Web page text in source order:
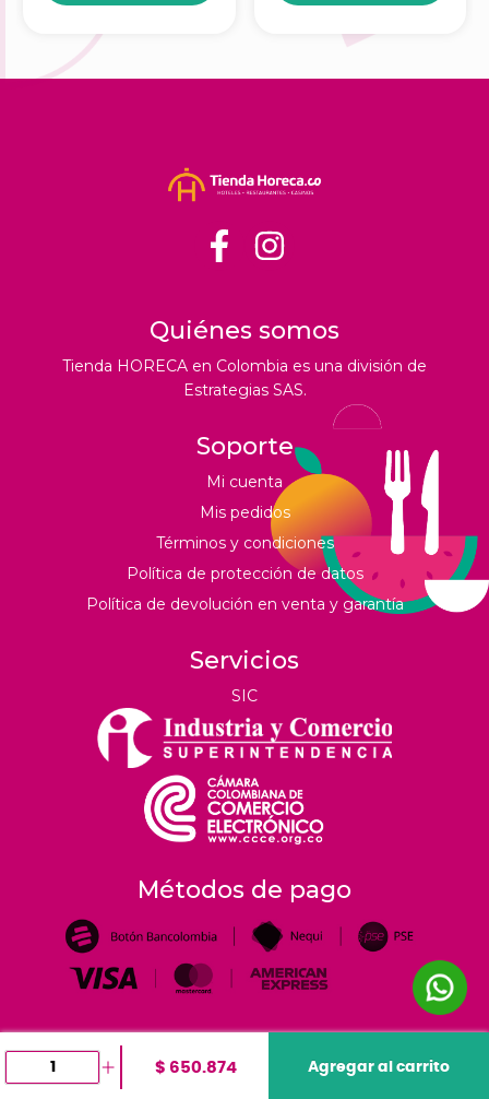
$ 650.874 Agregar al carrito
Quiénes somos
Tienda HORECA en Colombia es una división de
Estrategias SAS.
Soporte
Mi cuenta
Mis pedidos
Términos y condiciones
Política de protección de datos
Política de devolución en venta y garantía
Servicios
SIC
Métodos de pago
2026 tiendahoreca.co |Todos los derechos reservados